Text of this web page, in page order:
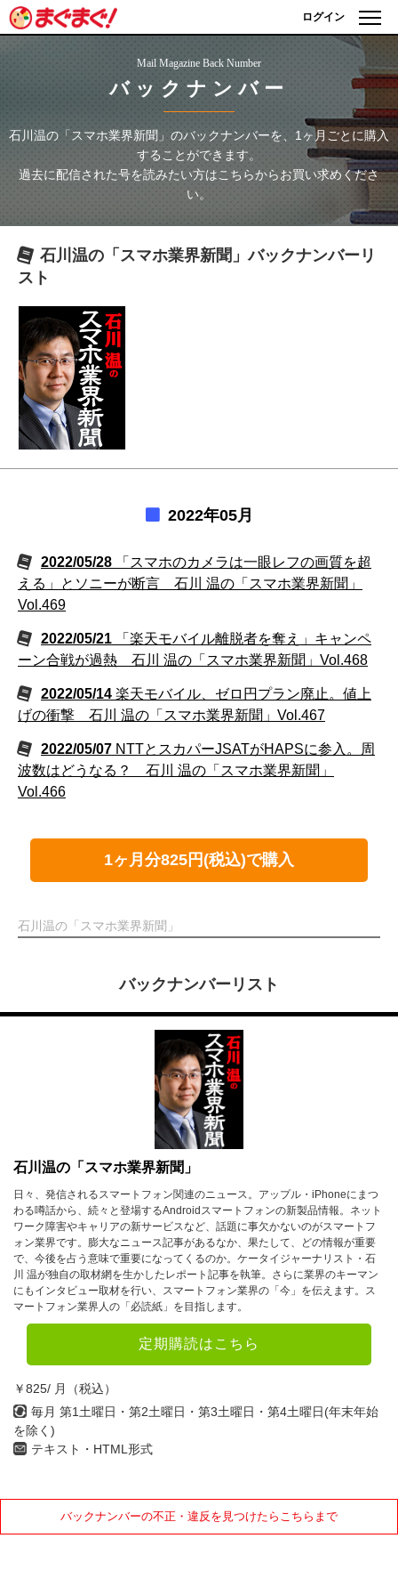
ログイン
Mail Magazine Back Number
バックナンバー
石川温の「スマホ業界新聞」 のバックナンバーを、1ヶ月ごとに購入
することができます。
過去に配信された号を読みたい方はこちらからお買い求めくださ
い。
石川温の「スマホ業界新聞」バックナンバーリ
スト
2022年05月
2022/05/28
「スマホのカメラは一眼レフの画質を超
える」とソニーが断言 石川 温の「スマホ業界新聞」
Vol.469
2022/05/21
「楽天モバイル離脱者を奪え」キャンペ
ーン合戦が過熱 石川 温の「スマホ業界新聞」Vol.468
2022/05/14 楽天モバイル、ゼロ円プラン廃止。値上
げの衝撃 石川 温の「スマホ業界新聞」Vol.467
2022/05/07 NTTとスカパーJSATがHAPSに参入。周
波数はどうなる？ 石川 温の「スマホ業界新聞」
Vol.466
1ヶ月分825円(税込)で購入
石川温の「スマホ業界新聞」
バックナンバーリスト
石川温の「スマホ業界新聞」
日々、発信されるスマートフォン関連のニュース。アップル・iPhoneにまつ
わる噂話から、続々と登場するAndroidスマートフォンの新製品情報。ネット
ワーク障害やキャリアの新サービスなど、話題に事欠かないのがスマートフ
ォン業界です。膨大なニュース記事があるなか、果たして、どの情報が重要
で、今後を占う意味で重要になってくるのか。ケータイジャーナリスト・石
川 温が独自の取材網を生かしたレポート記事を執筆。さらに業界のキーマン
にもインタビュー取材を行い、スマートフォン業界の「今」を伝えます。ス
マートフォン業界人の「必読紙」を目指します。
定期購読はこちら
￥825/ 月（税込）
毎月 第1土曜日・第2土曜日・第3土曜日・第4土曜日(年末年始
を除く)
テキスト・HTML形式
バックナンバーの不正・違反を見つけたらこちらまで